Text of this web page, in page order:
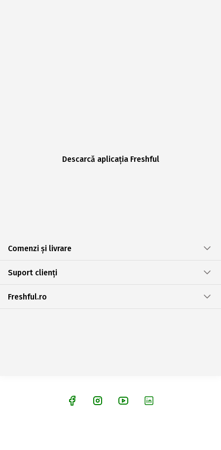
Descarcă aplicația Freshful
Comenzi și livrare
Suport clienți
Freshful.ro